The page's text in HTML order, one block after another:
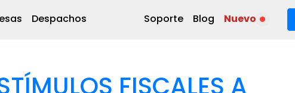
Despachos Soporte Blog Nuevo